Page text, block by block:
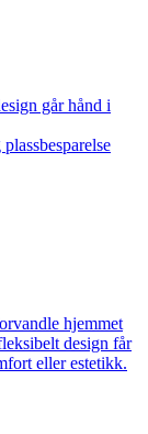
går hånd i
hjemmet
design får
eller estetikk.